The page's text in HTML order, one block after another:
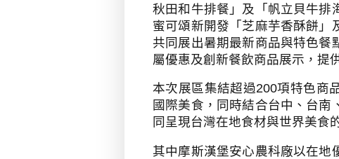
秋田和牛排餐」及「帆立貝牛排
蜜可頌新開發「芝麻芋香酥餅」
共同展出暑期最新商品與特色餐
屬優惠及創新餐飲商品展示，提
本次展區集結超過200項特色商
國際美食，同時結合台中、台
同呈現台灣在地食材與世界美食
其中摩斯漢堡安心農科廠以在地